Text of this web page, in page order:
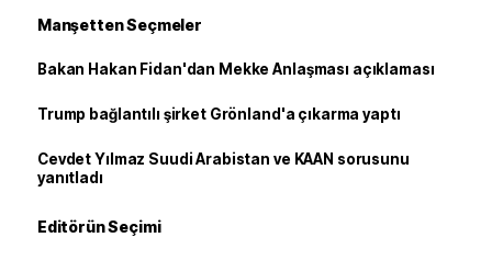
Manşetten Seçmeler
Bakan Hakan Fidan'dan Mekke Anlaşması açıklaması
Trump bağlantılı şirket Grönland'a çıkarma yaptı
Cevdet Yılmaz Suudi Arabistan ve KAAN sorusunu
yanıtladı
Editörün Seçimi